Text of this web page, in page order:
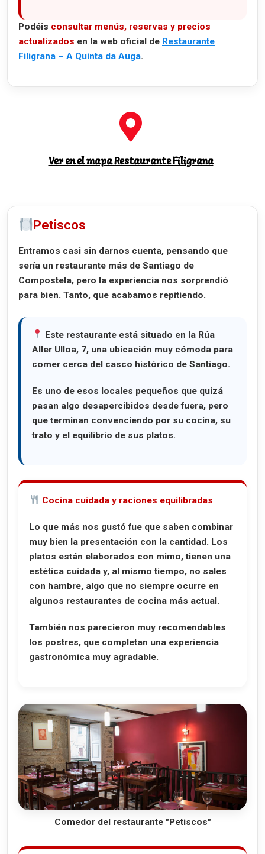
Podéis consultar menús, reservas y precios
actualizados en la web oficial de Restaurante
Filigrana – A Quinta da Auga.
Ver en el mapa Restaurante Filigrana
Petiscos
Entramos casi sin darnos cuenta, pensando que
sería un restaurante más de Santiago de
Compostela, pero la experiencia nos sorprendió
para bien. Tanto, que acabamos repitiendo.
Este restaurante está situado en la Rúa
Aller Ulloa, 7, una ubicación muy cómoda para
comer cerca del casco histórico de Santiago.
Es uno de esos locales pequeños que quizá
pasan algo desapercibidos desde fuera, pero
que terminan convenciendo por su cocina, su
trato y el equilibrio de sus platos.
Cocina cuidada y raciones equilibradas
Lo que más nos gustó fue que saben combinar
muy bien la presentación con la cantidad. Los
platos están elaborados con mimo, tienen una
estética cuidada y, al mismo tiempo, no sales
con hambre, algo que no siempre ocurre en
algunos restaurantes de cocina más actual.
También nos parecieron muy recomendables
los postres, que completan una experiencia
gastronómica muy agradable.
Comedor del restaurante "Petiscos"